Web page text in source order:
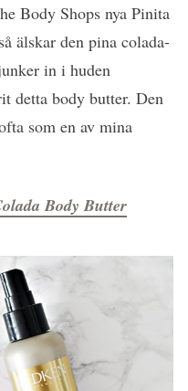
Body Shops nya Pinita
älskar den pina colada-
in i huden
detta body butter. Den
som en av mina
Body Butter